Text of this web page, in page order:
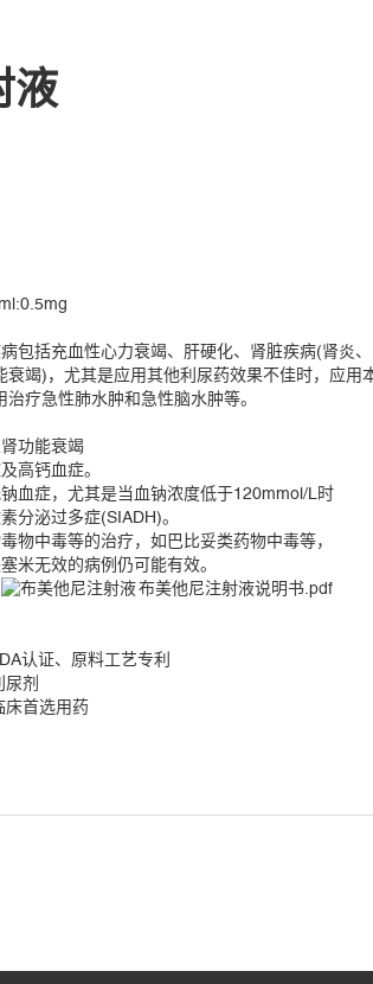
液
包括充血性心力衰竭、肝硬化、肾脏疾病(肾炎
衰竭)，尤其是应用其他利尿药效果不佳时，应用
治疗急性肺水肿和急性脑水肿等。
功能衰竭
高钙血症。
血症，尤其是当血钠浓度低于120mmol/L时
分泌过多症(SIADH)。
物中毒等的治疗，如巴比妥类药物中毒等，
米无效的病例仍可能有效。
布美他尼注射液说明书.pdf
认证、原料工艺专利
剂
床首选用药